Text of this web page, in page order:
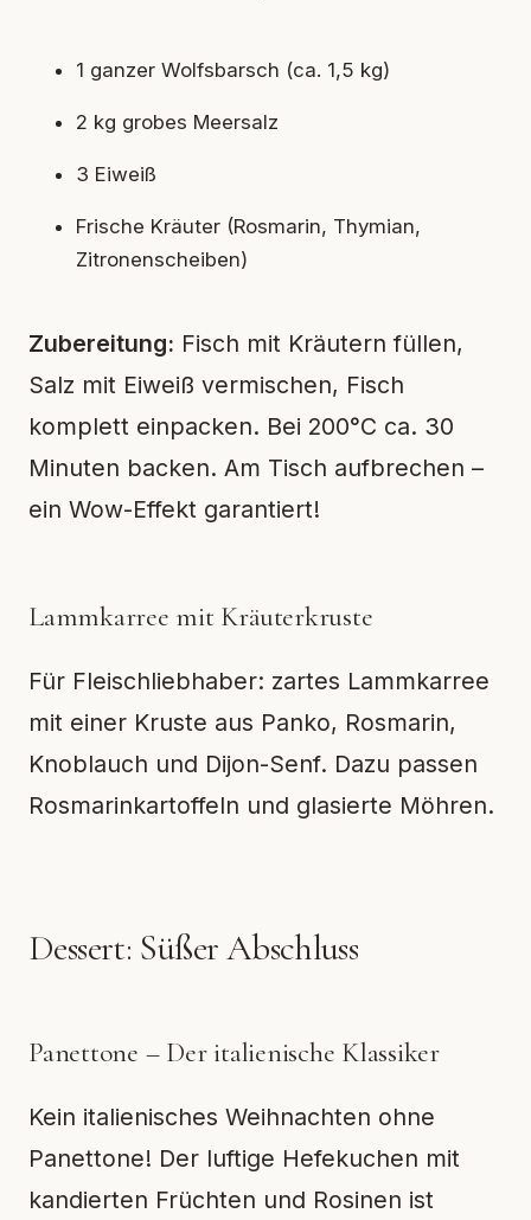
1 ganzer Wolfsbarsch (ca. 1,5 kg)
2 kg grobes Meersalz
3 Eiweiß
Frische Kräuter (Rosmarin, Thymian,
Zitronenscheiben)
Zubereitung: Fisch mit Kräutern füllen,
Salz mit Eiweiß vermischen, Fisch
komplett einpacken. Bei 200°C ca. 30
Minuten backen. Am Tisch aufbrechen –
ein Wow-Effekt garantiert!
Lammkarree mit Kräuterkruste
Für Fleischliebhaber: zartes Lammkarree
mit einer Kruste aus Panko, Rosmarin,
Knoblauch und Dijon-Senf. Dazu passen
Rosmarinkartoffeln und glasierte Möhren.
Dessert: Süßer Abschluss
Panettone – Der italienische Klassiker
Kein italienisches Weihnachten ohne
Panettone! Der luftige Hefekuchen mit
kandierten Früchten und Rosinen ist